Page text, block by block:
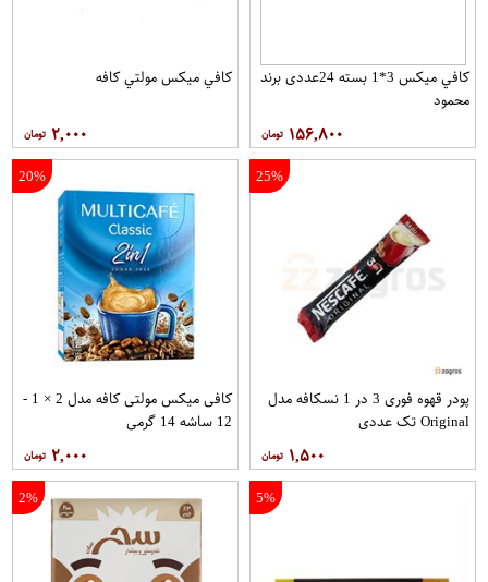
کافي ميکس 3*1 بسته 24عددی برند
محمود
۱۵۶,۸۰۰
کافي ميکس مولتي کافه
۲,۰۰۰
25%
پودر قهوه فوری 3 در 1 نسکافه مدل
Original تک عددی
۱,۵۰۰
20%
کافی میکس مولتی کافه مدل 2 × 1 -
12 ساشه 14 گرمی
۲,۰۰۰
5%
2%